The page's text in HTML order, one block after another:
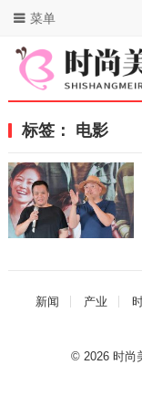
菜单
标签： 电影
新闻 产业
© 2026时尚